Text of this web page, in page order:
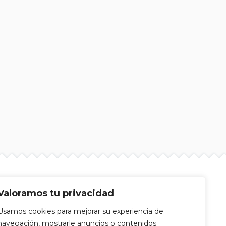
tu privacidad
cookies para mejorar su experiencia de
mostrarle anuncios o contenidos